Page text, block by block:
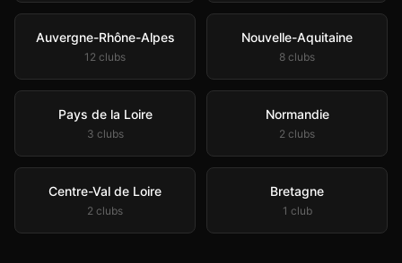
Auvergne-Rhône-Alpes
12 clubs
Nouvelle-Aquitaine
8 clubs
Pays de la Loire
3 clubs
Normandie
2 clubs
Centre-Val de Loire
2 clubs
Bretagne
1 club